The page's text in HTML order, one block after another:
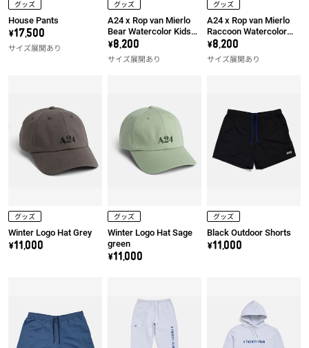
グッズ
House Pants
\17,500
サイズ展開あり
グッズ
A24 x Rop van Mierlo
Bear Watercolor Kids
Tee
\8,200
サイズ展開あり
グッズ
A24 x Rop van Mierlo
Raccoon Watercolor
Kids Tee
\8,200
サイズ展開あり
グッズ
Winter Logo Hat Grey
\11,000
グッズ
Winter Logo Hat Sage
green
\11,000
グッズ
Black Outdoor Shorts
\11,000